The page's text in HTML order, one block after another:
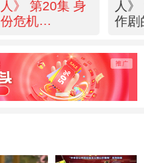
人》 第20集 身
份危机
人
作剧